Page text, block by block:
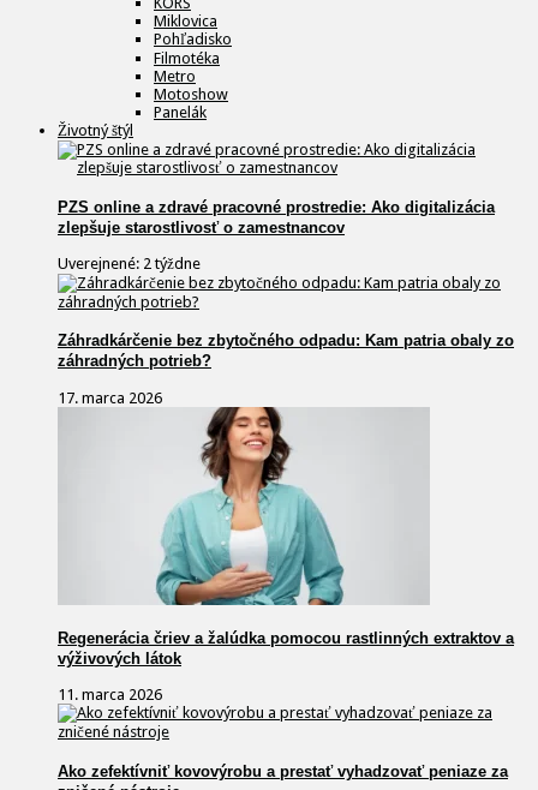
Miklovica
Pohľadisko
Filmotéka
Metro
Motoshow
Panelák
Životný štýl
PZS online a zdravé pracovné prostredie: Ako digitalizácia
zlepšuje starostlivosť o zamestnancov
Uverejnené: 2 týždne
Záhradkárčenie bez zbytočného odpadu: Kam patria obaly zo
záhradných potrieb?
17. marca 2026
Regenerácia čriev a žalúdka pomocou rastlinných extraktov a
výživových látok
11. marca 2026
Ako zefektívniť kovovýrobu a prestať vyhadzovať peniaze za